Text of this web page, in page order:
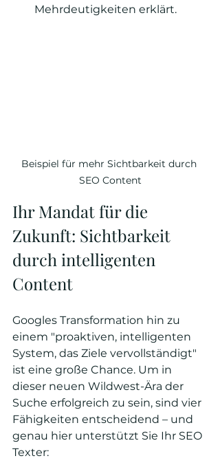
Mehrdeutigkeiten erklärt.
Beispiel für mehr Sichtbarkeit durch
SEO Content
Ihr Mandat für die
Zukunft: Sichtbarkeit
durch intelligenten
Content
Googles Transformation hin zu
einem "proaktiven, intelligenten
System, das Ziele vervollständigt"
ist eine große Chance. Um in
dieser neuen Wildwest-Ära der
Suche erfolgreich zu sein, sind vier
Fähigkeiten entscheidend – und
genau hier unterstützt Sie Ihr SEO
Texter: